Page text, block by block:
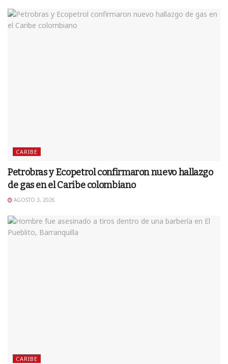
CARIBE
Petrobras y Ecopetrol confirmaron nuevo hallazgo
de gas en el Caribe colombiano
AGOSTO 3, 2026
CARIBE